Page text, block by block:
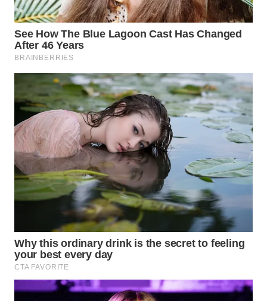
LESUNG
WN
KARO
WN
SIMALUNGUN
WN
LABUHANBATU
WN
TAPANULI
TENGAH
WN DELI
SERDANG
WN
TEBING
TINGGI